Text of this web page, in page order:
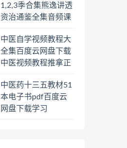
1,2,3季合集熊逸讲透
资治通鉴全集音频课
一二三辑合集百度云
网盘下载学习
中医自学视频教程大
全集百度云网盘下载
中医视频教程推拿正
经络脉诊面诊舌诊手
诊私密终身会员百度
网盘共享群
中医药十三五教材51
本电子书pdf百度云
网盘下载学习